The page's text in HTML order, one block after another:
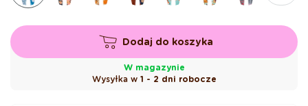
Dodaj do koszyka
W magazynie
Wysyłka w 1 - 2 dni robocze